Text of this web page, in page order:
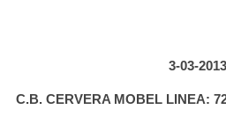
3-03-2013
C.B. CERVERA MOBEL LINEA: